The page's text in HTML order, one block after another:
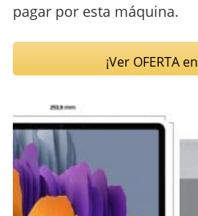
pagar por esta máquina.
¡Ver OFERTA